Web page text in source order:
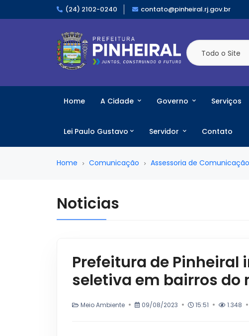
(24) 2102-0240 contato@pinheiral.rj.gov.br
Todo o Site
Home A Cidade Governo Serviços
Lei Paulo Gustavo Servidor Contato
Home Comunicação Assessoria de Comunicação
Noticias
Prefeitura de
seletiva em bairros do
Meio Ambiente 09/08/2023 15:51 1.348